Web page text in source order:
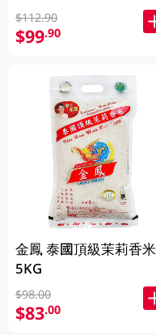
$112.90
$99.90
金鳳 泰國頂級茉莉香米
5KG
$98.00
$83.00